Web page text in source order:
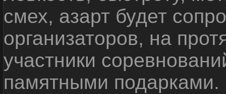
смех, азарт будет
организаторов, на
участники
памятными подарками.